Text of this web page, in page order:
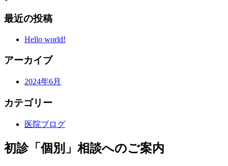
最近の投稿
Hello world!
アーカイブ
2024年6月
カテゴリー
医院ブログ
初診「個別」相談へのご案内